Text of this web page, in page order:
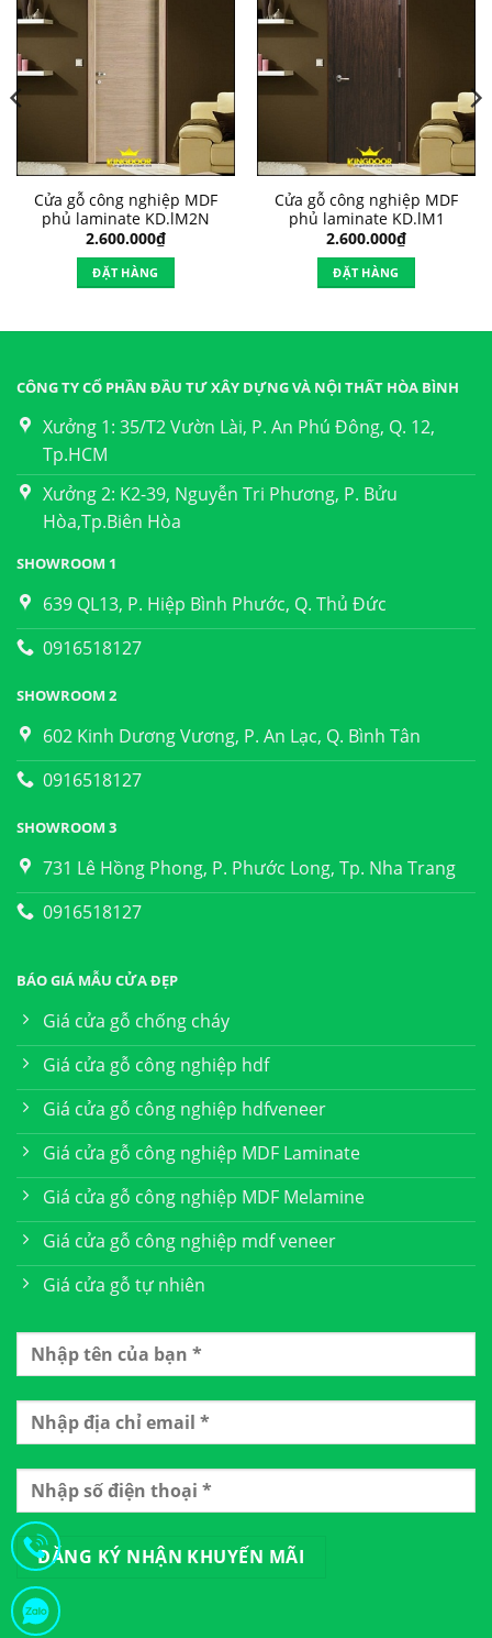
Cửa gỗ công nghiệp MDF
phủ laminate KD.lM2N
2.600.000₫
ĐẶT HÀNG
Cửa gỗ công nghiệp MDF
phủ laminate KD.lM1
2.600.000₫
ĐẶT HÀNG
CÔNG TY CỔ PHẦN ĐẦU TƯ XÂY DỰNG VÀ NỘI THẤT HÒA BÌNH
Xưởng 1: 35/T2 Vườn Lài, P. An Phú Đông, Q. 12,
Tp.HCM
Xưởng 2: K2-39, Nguyễn Tri Phương, P. Bửu
Hòa,Tp.Biên Hòa
SHOWROOM 1
639 QL13, P. Hiệp Bình Phước, Q. Thủ Đức
0916518127
SHOWROOM 2
602 Kinh Dương Vương, P. An Lạc, Q. Bình Tân
0916518127
SHOWROOM 3
731 Lê Hồng Phong, P. Phước Long, Tp. Nha Trang
0916518127
BÁO GIÁ MẪU CỬA ĐẸP
Giá cửa gỗ chống cháy
Giá cửa gỗ công nghiệp hdf
Giá cửa gỗ công nghiệp hdfveneer
Giá cửa gỗ công nghiệp MDF Laminate
Giá cửa gỗ công nghiệp MDF Melamine
Giá cửa gỗ công nghiệp mdf veneer
Giá cửa gỗ tự nhiên